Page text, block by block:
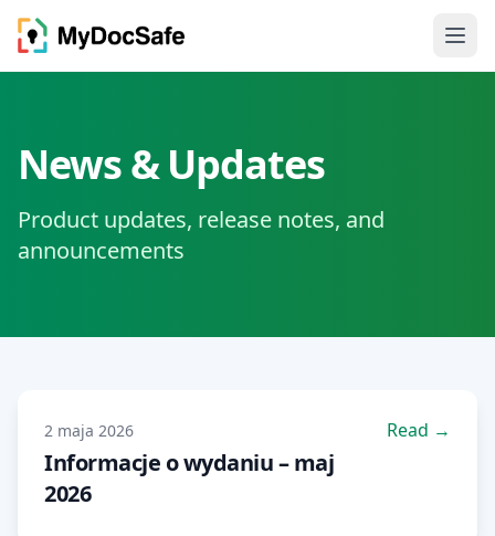
News & Updates
Product updates, release notes, and
announcements
2 maja 2026
Informacje o wydaniu – maj
2026
Read →